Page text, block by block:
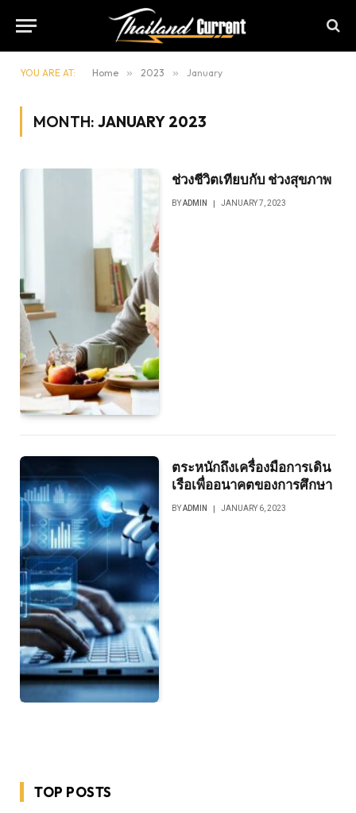
YOU ARE AT: Home » 2023 » January
MONTH:JANUARY 2023
ช่วงชีวิตเทียบกับ ช่วงสุขภาพ
BYADMIN JANUARY 7, 2023
ตระหนักถึงเครื่องมือการเดิน
เรือเพื่ออนาคตของการศึกษา
BYADMIN JANUARY 6, 2023
TOP POSTS